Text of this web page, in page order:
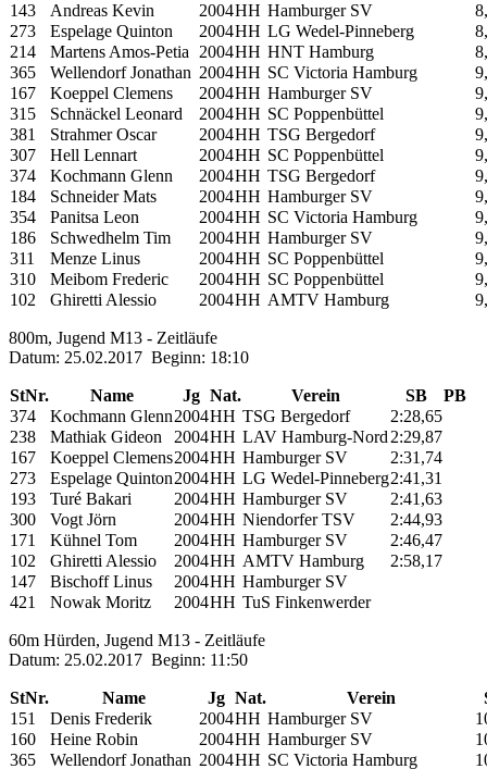
143
Andreas Kevin 2004HH Hamburger SV
273
Espelage Quinton 2004HH LG Wedel-Pinneberg
214
Martens Amos-Petia 2004HH HNT Hamburg
365
Wellendorf Jonathan 2004HH SC Victoria Hamburg
167
Koeppel Clemens 2004HH Hamburger SV
315
Schnäckel Leonard 2004HH SC Poppenbüttel
381
Strahmer Oscar 2004HH TSG Bergedorf
307
Hell Lennart 2004HH SC Poppenbüttel
374
Kochmann Glenn 2004HH TSG Bergedorf
184
Schneider Mats 2004HH Hamburger SV
354
Panitsa Leon 2004HH SC Victoria Hamburg
186
Schwedhelm Tim 2004HH Hamburger SV
311
Menze Linus 2004HH SC Poppenbüttel
310
Meibom Frederic 2004HH SC Poppenbüttel
102
Ghiretti Alessio 2004HH AMTV Hamburg
800m, Jugend M13 - Zeitläufe
Datum: 25.02.2017 Beginn: 18:10
StNr. Name Jg Nat. Verein SB
PB
374
Kochmann Glenn2004HH TSG Bergedorf
2:28,65
238
Mathiak Gideon 2004HH LAV Hamburg-Nord 2:29,87
167
Koeppel Clemens2004HH Hamburger SV
2:31,74
273
Espelage Quinton2004HH LG Wedel-Pinneberg2:41,31
193
Turé Bakari 2004HH Hamburger SV
2:41,63
300
Vogt Jörn 2004HH Niendorfer TSV
2:44,93
171
Kühnel Tom 2004HH Hamburger SV
2:46,47
102
Ghiretti Alessio 2004HH AMTV Hamburg
2:58,17
147
Bischoff Linus 2004HH Hamburger SV
421
Nowak Moritz 2004HH TuS Finkenwerder
60m Hürden, Jugend M13 - Zeitläufe
Datum: 25.02.2017 Beginn: 11:50
StNr. Name Jg Nat. Verein
151
Denis Frederik 2004HH Hamburger SV
160
Heine Robin 2004HH Hamburger SV
365
Wellendorf Jonathan 2004HH SC Victoria Hamburg